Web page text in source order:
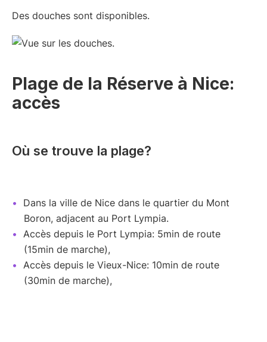
Des douches sont disponibles.
Plage de la Réserve à Nice:
accès
Où se trouve la plage?
Dans la ville de Nice dans le quartier du Mont
Boron, adjacent au Port Lympia.
Accès depuis le Port Lympia: 5min de route
(15min de marche),
Accès depuis le Vieux-Nice: 10min de route
(30min de marche),